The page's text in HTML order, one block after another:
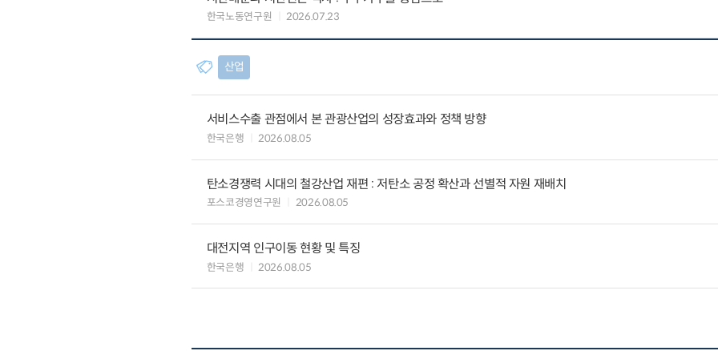
한국노동연구원 2026.07.23
산업
서비스수출 관점에서 본 관광산업의 성장효과와 정책 방향
한국은행 2026.08.05
탄소경쟁력 시대의 철강산업 재편 : 저탄소 공정 확산과 선별적 자원 재배치
포스코경영연구원 2026.08.05
대전지역 인구이동 현황 및 특징
한국은행 2026.08.05